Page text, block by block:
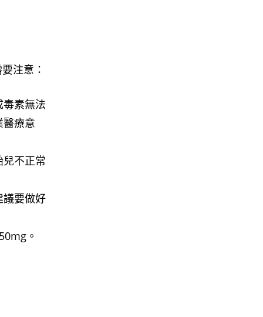
注意：
素無法
療意
不正常
議要做好
。